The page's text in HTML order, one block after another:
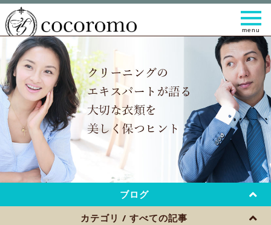
t
o
g
g
l
e
n
a
v
i
g
a
t
i
o
n
ブログ
カテゴリ / すべての記事